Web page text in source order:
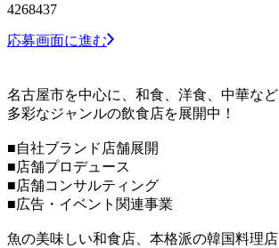
4268437
応募画面に進む
名古屋市を中心に、和食、洋食、中華など
多彩なジャンルの飲食店を展開中！
■自社ブランド店舗展開
■店舗プロデュース
■店舗コンサルティング
■広告・イベント関連事業
魚の美味しい和食店、本格派の韓国料理店